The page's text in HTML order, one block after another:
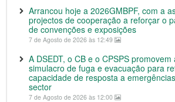
Arrancou hoje a 2026GMBPF, com a
projectos de cooperação a reforçar o
de convenções e exposições
7 de Agosto de 2026 às 12:49
A DSEDT, o CB e o CPSPS
simulacro de fuga e evacuação para
capacidade de resposta a
sector
7 de Agosto de 2026 às 12:00